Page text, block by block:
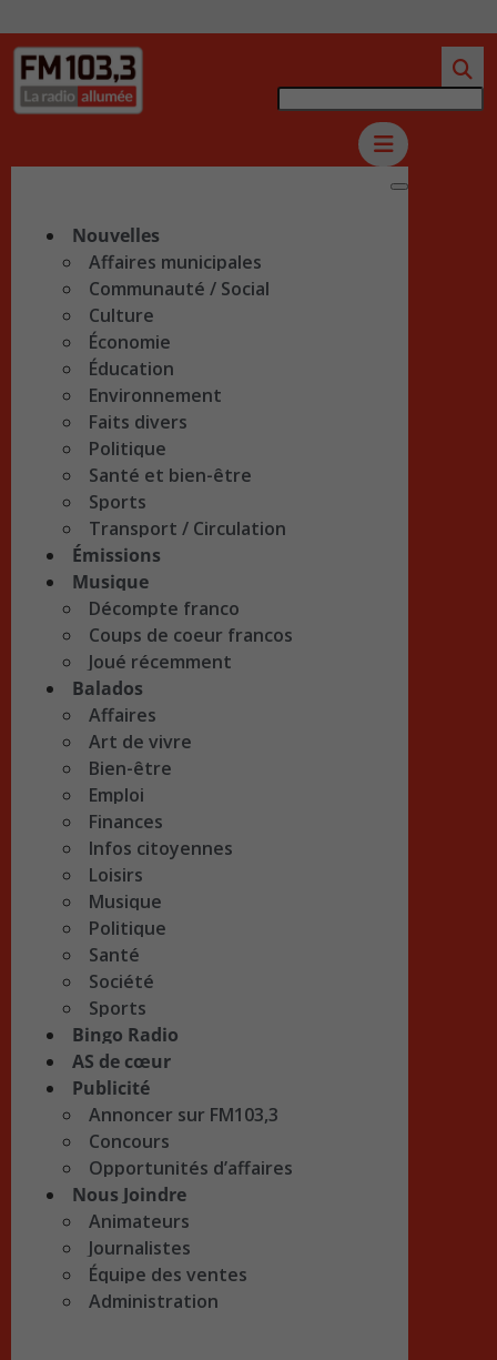
Nouvelles
Affaires municipales
Communauté / Social
Culture
Économie
Éducation
Environnement
Faits divers
Politique
Santé et bien-être
Sports
Transport / Circulation
Émissions
Musique
Décompte franco
Coups de coeur francos
Joué récemment
Balados
Affaires
Art de vivre
Bien-être
Emploi
Finances
Infos citoyennes
Loisirs
Musique
Politique
Santé
Société
Sports
Bingo Radio
AS de cœur
Publicité
Annoncer sur FM103,3
Concours
Opportunités d’affaires
Nous Joindre
Animateurs
Journalistes
Équipe des ventes
Administration